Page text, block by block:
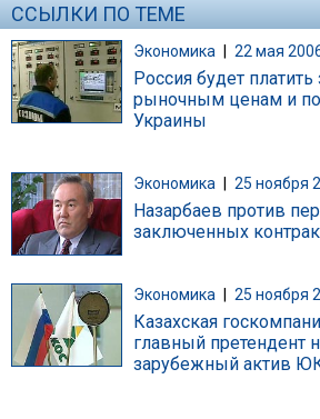
ССЫЛКИ ПО ТЕМЕ
Экономика | 22 мая
Россия будет платить
рыночным ценам и
Украины
Экономика 25 ноября
Назарбаев против
заключенных
Экономика 25 ноября
Казахская
главный претендент
зарубежный актив